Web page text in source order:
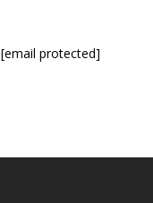
[email protected]